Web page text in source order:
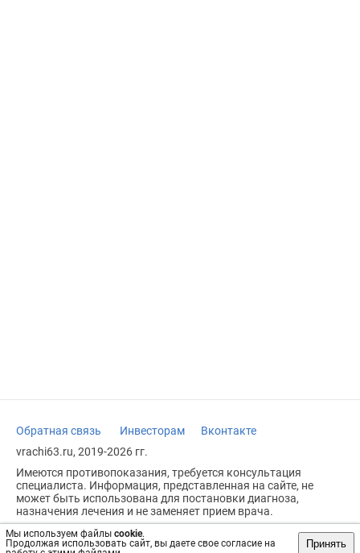
Мы используем файлы cookie.
Продолжая использовать сайт, вы даете свое согласие на
Принять
Обратная связь Инвесторам
Вконтакте
vrachi63.ru, 2019-2026 гг.
Имеются противопоказания, требуется консультация
специалиста. Информация, представленная на сайте, не
может быть использована для постановки диагноза,
назначения лечения и не заменяет прием врача.
Возрастное ограничение: 18+